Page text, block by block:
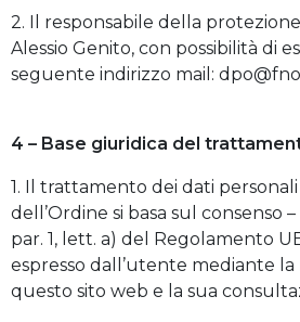
2. Il responsabile della protezione
Alessio Genito, con possibilità di
seguente indirizzo mail:
4 – Base giuridica del
1. Il trattamento dei dati
dell’Ordine si basa sul consenso –
par. 1, lett. a) del Regolamento
espresso dall’utente mediante la
questo sito web e la sua